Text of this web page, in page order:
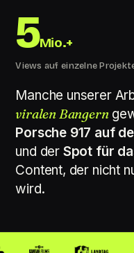
5Mio.+
Views auf einzelne
Manche unserer
viralen Bangern
Porsche 917 auf
und der Spot für
Content, der nicht
wird.